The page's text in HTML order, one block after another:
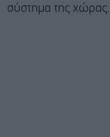
σύστημα της χώρας.